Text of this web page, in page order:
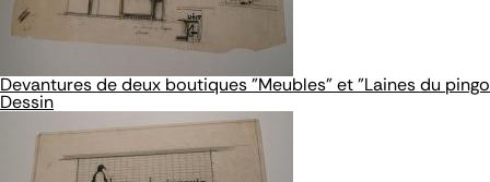
Devantures de deux boutiques "Meubles" et "Laines du
Dessin